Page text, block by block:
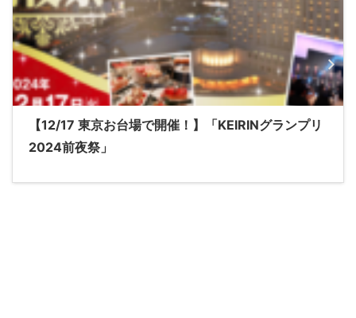
【12/17 東京お台場で開催！】「KEIRINグランプリ
2024前夜祭」